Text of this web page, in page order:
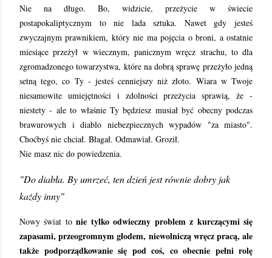
Nie na długo. Bo, widzicie, przeżycie w świecie
postapokaliptycznym to nie lada sztuka. Nawet gdy jesteś
zwyczajnym prawnikiem, który nie ma pojęcia o broni, a ostatnie
miesiące przeżył w wiecznym, panicznym wręcz strachu, to dla
zgromadzonego towarzystwa, które na dobrą sprawę przeżyło jedną
setną tego, co Ty - jesteś cenniejszy niż złoto. Wiara w Twoje
niesamowite umiejętności i zdolności przeżycia sprawią, że -
niestety - ale to właśnie Ty będziesz musiał być obecny podczas
brawurowych i diablo niebezpiecznych wypadów "za miasto".
Choćbyś nie chciał. Błagał. Odmawiał. Groził.
Nie masz nic do powiedzenia.
"Do diabła. By umrzeć, ten dzień jest równie dobry jak
każdy inny"
Nowy świat tonie tylko odwieczny problem z kurczącymi się
zapasami, przeogromnym głodem, niewolniczą wręcz pracą, ale
także podporządkowanie się pod coś, co obecnie pełni rolę